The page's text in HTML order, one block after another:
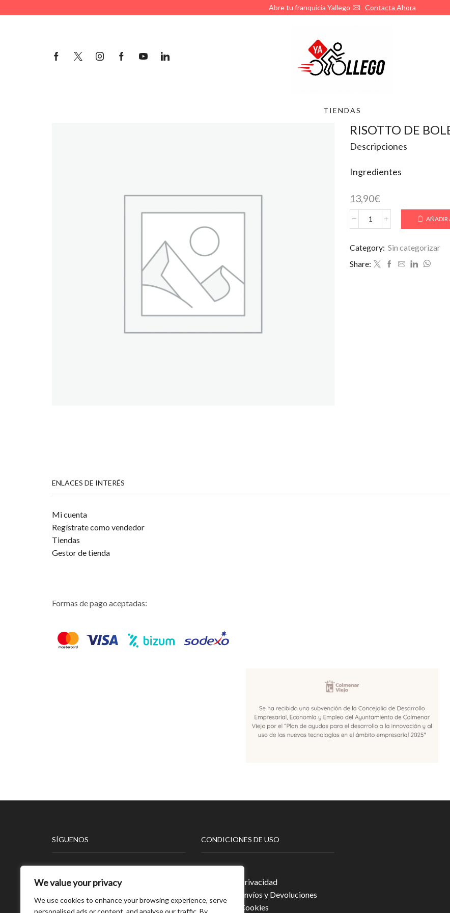
We value your privacy
We use cookies to enhance your browsing experience, serve
personalised ads or content, and analyse our traffic. By
Abre tu franquicia Yallego Contacta Ahora
TIENDAS
RISOTTO DE
Descripciones
Ingredientes
13,90€
RISOTTO
BOLETUS
cantidad
AÑADIR
Category: Sin categorizar
Share:
ENLACES DE INTERÉS
Mi cuenta
Regístrate como vendedor
Tiendas
Gestor de tienda
Formas de pago aceptadas:
SÍGUENOS CONDICIONES DE USO
Política de Privacidad
Política de Envíos y Devoluciones
Política de Cookies